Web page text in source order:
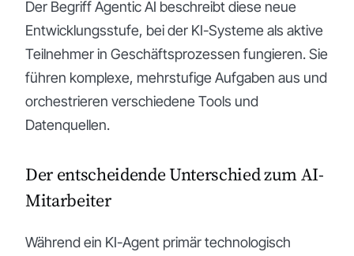
Der Begriff Agentic AI beschreibt diese neue
Entwicklungsstufe, bei der KI-Systeme als aktive
Teilnehmer in Geschäftsprozessen fungieren. Sie
führen komplexe, mehrstufige Aufgaben aus und
orchestrieren verschiedene Tools und
Datenquellen.
Der entscheidende Unterschied zum AI-
Mitarbeiter
Während ein KI-Agent primär technologisch